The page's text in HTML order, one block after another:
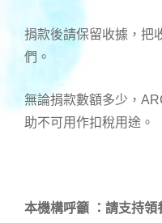
捐款後請保留收據，把
們。
無論捐款數額多少，
助不可用作扣稅用途。
本機構呼籲 ：請支持